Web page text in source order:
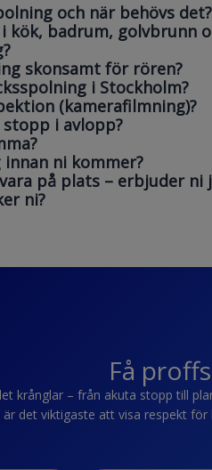
och när behövs det?
kök, badrum, golvbrunn
skonsamt för rören?
i Stockholm?
(kamerafilmning)?
i avlopp?
ni kommer?
på plats – erbjuder ni
ni?
Få
krånglar – från akuta stopp till
är det viktigaste att visa respekt